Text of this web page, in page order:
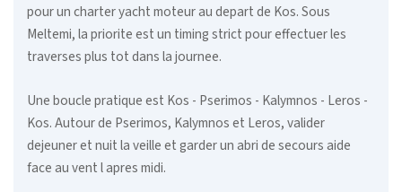
pour un charter yacht moteur au depart de Kos. Sous
Meltemi, la priorite est un timing strict pour effectuer les
traverses plus tot dans la journee.
Une boucle pratique est Kos - Pserimos - Kalymnos - Leros -
Kos. Autour de Pserimos, Kalymnos et Leros, valider
dejeuner et nuit la veille et garder un abri de secours aide
face au vent l apres midi.